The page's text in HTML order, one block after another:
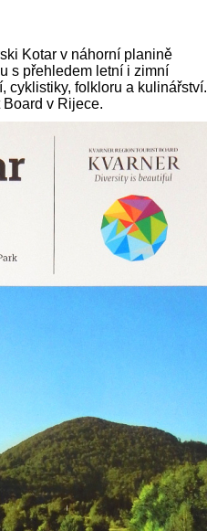
Kotar v náhorní planině
s přehledem letní i zimní
cyklistiky, folkloru a kulinářství.
Board v Rijece.